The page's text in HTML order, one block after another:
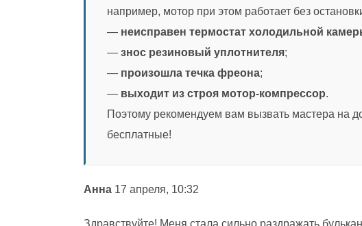
например, мотор при этом работает без
— неисправен термостат холодильной
— знос резиновый уплотнителя;
— произошла течка фреона;
— выходит из строя мотор-компрессор.
Поэтому рекомендуем вам вызвать мастера на
бесплатные!
Анна 17 апреля, 10:32